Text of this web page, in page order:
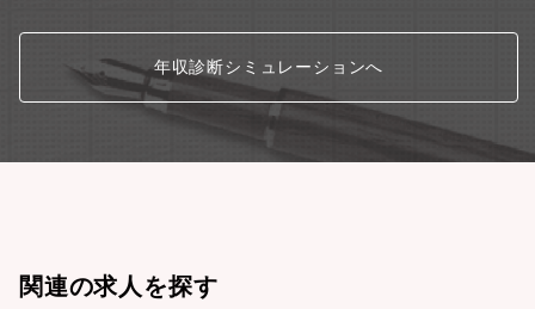
年収診断シミュレーションへ
関連の求人を探す